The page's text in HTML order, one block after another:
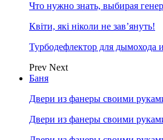
Что нужно знать, выбирая
Квіти, які ніколи не зав’януть!
Турбодефлектор для дымохода
Prev Next
Баня
Двери из фанеры своими
Двери из фанеры своими